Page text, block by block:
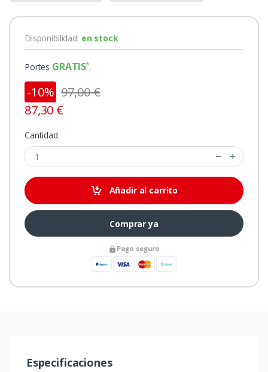
Disponibilidad: en stock
Portes GRATIS .
-10% 97,00 €
87,30 €
Cantidad
Añadir al carrito
Comprar ya
Pago seguro
Especificaciones